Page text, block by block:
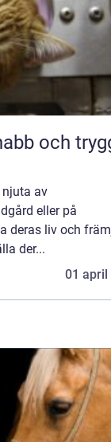
njuta av
eller på
deras liv och
der...
01 april